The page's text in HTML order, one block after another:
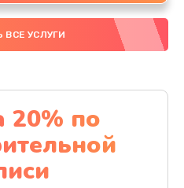
ВСЕ УСЛУГИ
20% по